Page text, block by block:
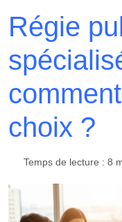
Régie
choix ?
Temps de lecture : 8